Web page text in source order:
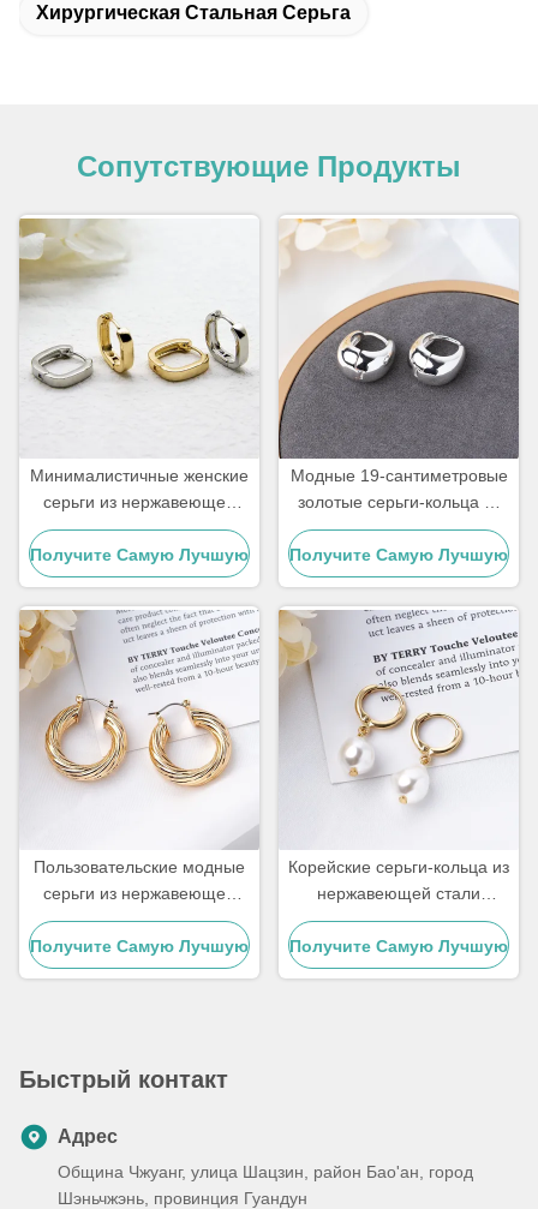
Хирургическая Стальная Серьга
Сопутствующие Продукты
Минималистичные женские
серьги из нержавеющей
стали 18 карат, ювелирные
изделия, серьги квадратной
геометрической формы
Получите Самую Лучшую
Цену
Модные 19-сантиметровые
золотые серьги-кольца из
нержавеющей стали,
ювелирные изделия,
клипсы, серебряные
серьги-кольца
Получите Самую Лучшую
Цену
Пользовательские модные
серьги из нержавеющей
стали 18 карат, большого
размера, позолоченные
серьги-кольца для женщин
Получите Самую Лучшую
Корейские серьги-кольца из
нержавеющей стали
золотого цвета с
жемчужной подвеской 10
мм для женщин
Получите Самую Лучшую
Быстрый контакт
Адрес
Община Чжуанг, улица Шацзин, район Бао'ан, город
Шэньчжэнь, провинция Гуандун